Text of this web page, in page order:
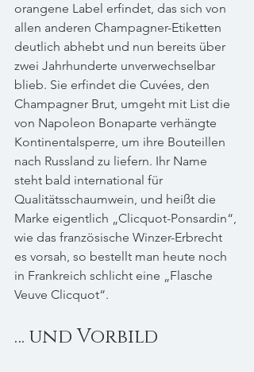
orangene Label erfindet, das sich von
allen anderen Champagner-Etiketten
deutlich abhebt und nun bereits über
zwei Jahrhunderte unverwechselbar
blieb. Sie erfindet die Cuvées, den
Champagner Brut, umgeht mit List die
von Napoleon Bonaparte verhängte
Kontinentalsperre, um ihre Bouteillen
nach Russland zu liefern. Ihr Name
steht bald international für
Qualitätsschaumwein, und heißt die
Marke eigentlich „Clicquot-Ponsardin“,
wie das französische Winzer-Erbrecht
es vorsah, so bestellt man heute noch
in Frankreich schlicht eine „Flasche
Veuve Clicquot“.
… und Vorbild